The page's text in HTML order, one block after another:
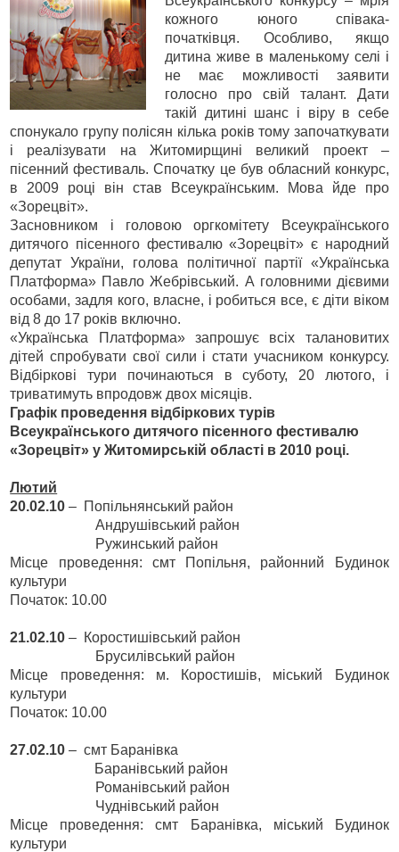
кожного юного співака-
початківця. Особливо, якщо
дитина живе в маленькому селі і
не має можливості заявити
голосно про свій талант. Дати
такій дитині шанс і віру в себе
спонукало групу полісян кілька років тому започаткувати
і реалізувати на Житомирщині великий проект –
пісенний фестиваль. Спочатку це був обласний конкурс,
в 2009 році він став Всеукраїнським. Мова йде про
«Зорецвіт».
Засновником і головою оргкомітету Всеукраїнського
дитячого пісенного фестивалю «Зорецвіт» є народний
депутат України, голова політичної партії «Українська
Платформа» Павло Жебрівський. А головними дієвими
особами, задля кого, власне, і робиться все, є діти віком
від 8 до 17 років включно.
«Українська Платформа» запрошує всіх талановитих
дітей спробувати свої сили і стати учасником конкурсу.
Відбіркові тури починаються в суботу, 20 лютого, і
триватимуть впродовж двох місяців.
Графік проведення відбіркових турів
Всеукраїнського дитячого пісенного фестивалю
«Зорецвіт» у Житомирській області в 2010 році.
Лютий
20.02.10 – Попільнянський район
Андрушівський район
Ружинський район
Місце проведення: смт Попільня, районний Будинок
культури
Початок: 10.00
21.02.10 – Коростишівський район
Брусилівський район
Місце проведення: м. Коростишів, міський Будинок
культури
Початок: 10.00
27.02.10 – смт Баранівка
Баранівський район
Романівський район
Чуднівський район
Місце проведення: смт Баранівка, міський Будинок
культури